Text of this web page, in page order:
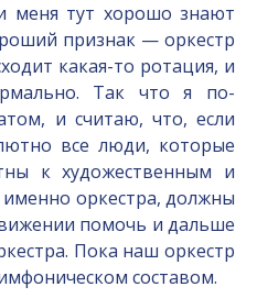
меня тут хорошо знают
признак — оркестр
какая-то ротация, и
Так что я по-
и считаю, что, если
все люди, которые
к художественным и
оркестра, должны
помочь и дальше
Пока наш оркестр
составом.